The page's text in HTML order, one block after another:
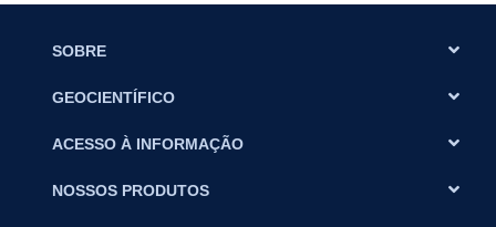
SOBRE
GEOCIENTÍFICO
ACESSO À INFORMAÇÃO
NOSSOS PRODUTOS